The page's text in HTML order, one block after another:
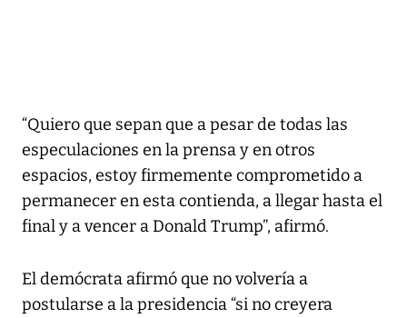
“Quiero que sepan que a pesar de todas las
especulaciones en la prensa y en otros
espacios, estoy firmemente comprometido a
permanecer en esta contienda, a llegar hasta el
final y a vencer a Donald Trump”, afirmó.
El demócrata afirmó que no volvería a
postularse a la presidencia “si no creyera